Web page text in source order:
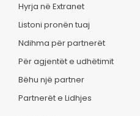
Hyrja në Extranet
Listoni pronën tuaj
Ndihma për partnerët
Për agjentët e udhëtimit
Bëhu një partner
Partnerët e Lidhjes